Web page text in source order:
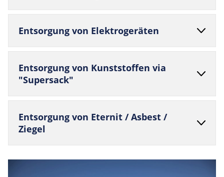
Ent­sor­gung von Elektrogeräten
Ent­sor­gung von Kunst­stoffen via
"Supersack"
Ent­sor­gung von Eternit / Asbest /
Ziegel